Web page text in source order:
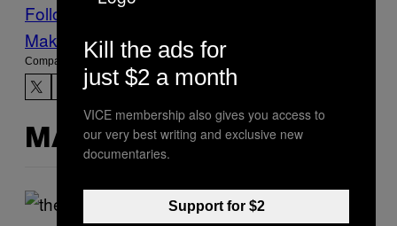
Follow Us On Discover
Make Us Preferred In Top Stories
Compartir:
MÁS DE LO MISMO
Kill the ads for
just $2 a month
VICE membership also gives you access to
our very best writing and exclusive new
documentaries.
Support for $2